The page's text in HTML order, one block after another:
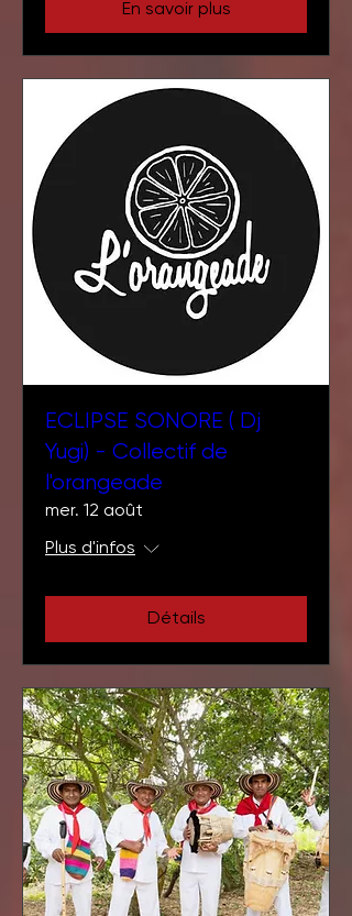
En savoir plus
ECLIPSE SONORE ( Dj
Yugi) - Collectif de
l'orangeade
mer. 12 août
Plus d'infos
Détails